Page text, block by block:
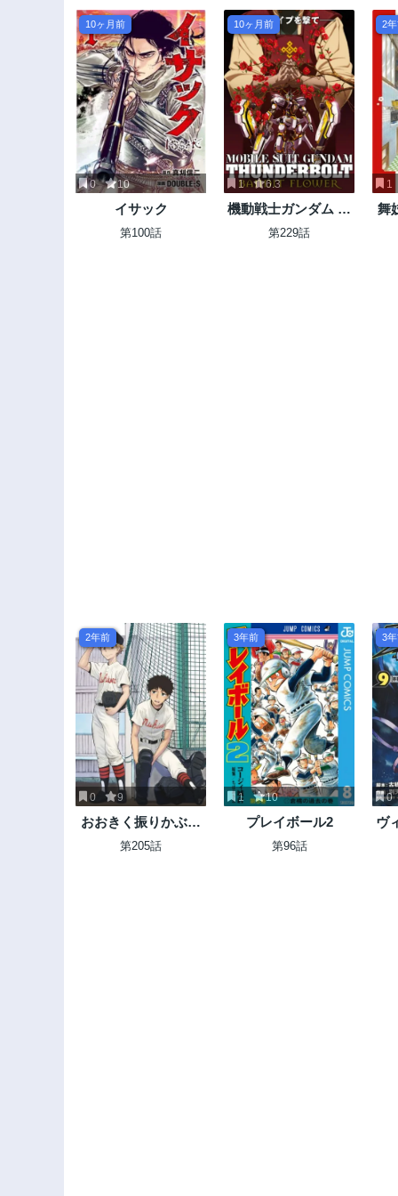
10ヶ月前
0 10
イサック
第100話
10ヶ月前
1 6.3
機動戦士ガンダム サ
ンダーボルト
第229話
2
1
舞
2年前
0 9
おおきく振りかぶっ
て
第205話
3年前
1 10
プレイボール2
第96話
3
0
ヴ